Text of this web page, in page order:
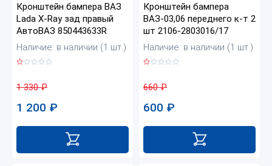
Кронштейн бампера ВАЗ
Lada X-Ray зад правый
АвтоВАЗ 850443633R
Наличие: в наличии (1 шт.)
1 330₽
1 200 ₽
Кронштейн бампера
ВАЗ-03,06 переднего к-т 2
шт 2106-2803016/17
Наличие: в наличии (1 шт.)
660₽
600 ₽